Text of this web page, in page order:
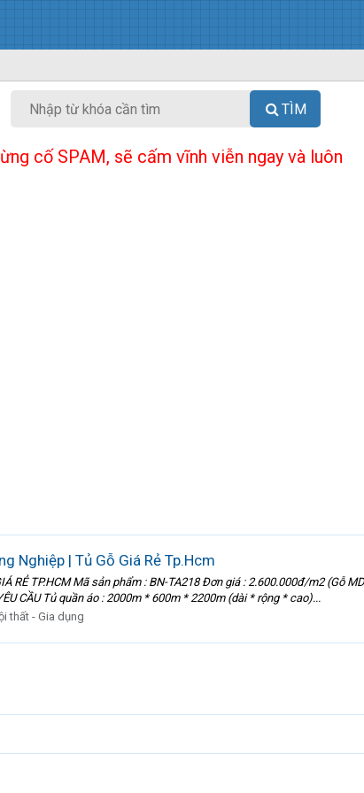
TÌM
cố SPAM, sẽ cấm vĩnh viễn ngay và luôn
Nghiệp | Tủ Gỗ Giá Rẻ Tp.Hcm
RẺ TP.HCM Mã sản phẩm : BN-TA218 Đơn giá : 2.600.000đ/m2 (Gỗ
CẦU Tủ quần áo : 2000m * 600m * 2200m (dài * rộng * cao)...
thất - Gia dụng